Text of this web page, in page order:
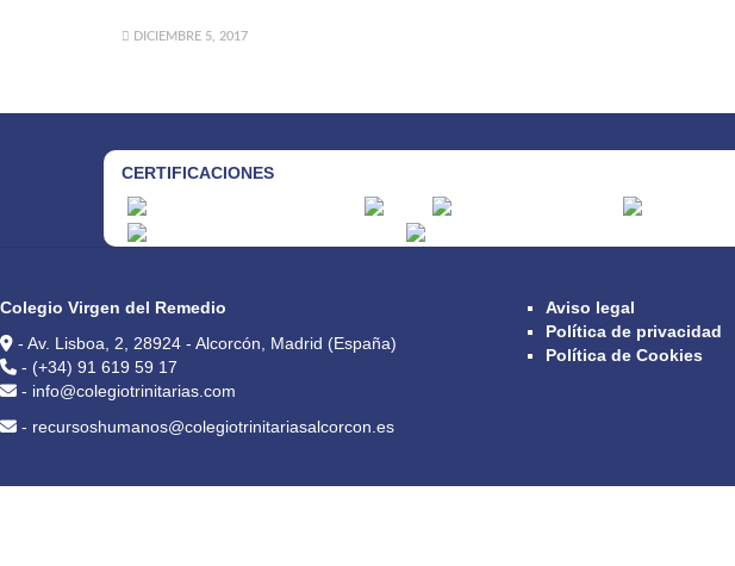
DICIEMBRE 5, 2017
CERTIFICACIONES
Colegio Virgen del Remedio
- Av. Lisboa, 2, 28924 - Alcorcón, Madrid (España)
- (+34) 91 619 59 17
- info@colegiotrinitarias.com
- recursoshumanos@colegiotrinitariasalcorcon.es
Aviso legal
Política de privacidad
Política de Cookies